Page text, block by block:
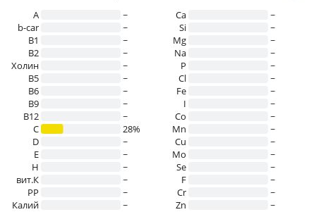
A
~
b-car
~
В1
~
B2
~
Холин
~
B5
~
B6
~
B9
~
B12
~
C
28%
D
~
E
~
H
~
вит.К
~
PP
~
Калий
~
Ca
~
Si
~
Mg
~
Na
~
P
~
Cl
~
Fe
~
I
~
Co
~
Mn
~
Cu
~
Mo
~
Se
~
F
~
Cr
~
Zn
~